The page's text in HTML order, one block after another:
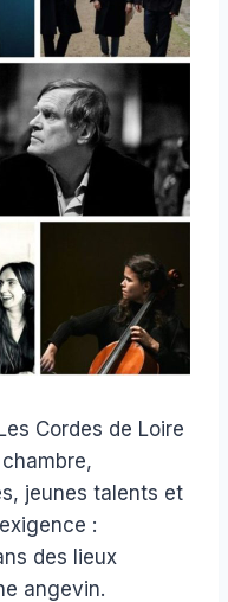
Cordes de Loire
jeunes talents et
:
des lieux
angevin.